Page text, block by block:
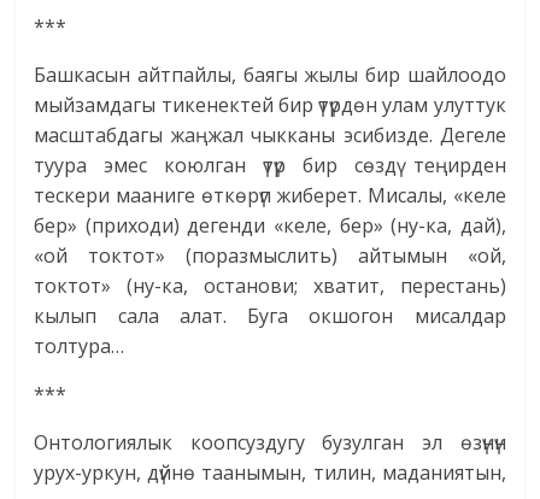
***
Башкасын айтпайлы, баягы жылы бир шайлоодо
мыйзамдагы тикенектей бир үтүрдөн улам улуттук
масштабдагы жаңжал чыкканы эсибизде. Дегеле
туура эмес коюлган үтүр бир сөздү теңирден
тескери мааниге өткөрүп жиберет. Мисалы, «келе
бер» (приходи) дегенди «келе, бер» (ну-ка, дай),
«ой токтот» (поразмыслить) айтымын «ой,
токтот» (ну-ка, останови; хватит, перестань)
кылып сала алат. Буга окшогон мисалдар
толтура…
***
Онтологиялык коопсуздугу бузулган эл өзүнүн
урух-уркун, дүйнө таанымын, тилин, маданиятын,